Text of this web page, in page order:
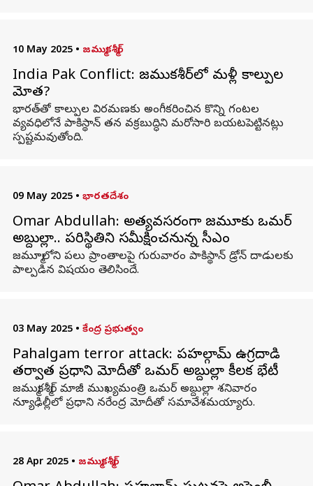
10 May 2025 • జమ్ముకశ్మీర్
India Pak Conflict: జమ్ముకశ్మీర్‌లో మళ్లీ కాల్పుల
మోత?
భారత్‌తో కాల్పుల విరమణకు అంగీకరించిన కొన్ని గంటల
వ్యవధిలోనే పాకిస్థాన్ తన వక్రబుద్ధిని మరోసారి బయటపెట్టినట్లు
స్పష్టమవుతోంది.
09 May 2025 • భారతదేశం
Omar Abdullah: అత్యవసరంగా జమ్మూకు ఒమర్‌
అబ్దుల్లా.. పరిస్థితిని సమీక్షించనున్న సీఎం
జమ్మూలోని పలు ప్రాంతాలపై గురువారం పాకిస్థాన్ డ్రోన్ దాడులకు
పాల్పడిన విషయం తెలిసిందే.
03 May 2025 • కేంద్ర ప్రభుత్వం
Pahalgam terror attack: పహల్గామ్ ఉగ్రదాడి
తర్వాత ప్రధాని మోదీతో ఒమర్ అబ్దుల్లా కీలక భేటీ
జమ్ముకశ్మీర్ మాజీ ముఖ్యమంత్రి ఒమర్ అబ్దుల్లా శనివారం
న్యూఢిల్లీలో ప్రధాని నరేంద్ర మోదీతో సమావేశమయ్యారు.
28 Apr 2025 • జమ్ముకశ్మీర్